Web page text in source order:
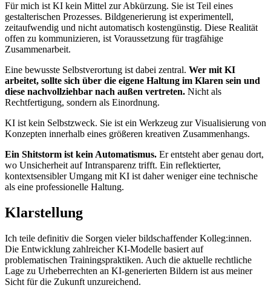
Für mich ist KI kein Mittel zur Abkürzung. Sie ist Teil eines
gestalterischen Prozesses. Bildgenerierung ist experimentell,
zeitaufwendig und nicht automatisch kostengünstig. Diese Realität
offen zu kommunizieren, ist Voraussetzung für tragfähige
Zusammenarbeit.
Eine bewusste Selbstverortung ist dabei zentral. Wer mit KI
arbeitet, sollte sich über die eigene Haltung im Klaren sein und
diese nachvollziehbar nach außen vertreten. Nicht als
Rechtfertigung, sondern als Einordnung.
KI ist kein Selbstzweck. Sie ist ein Werkzeug zur Visualisierung von
Konzepten innerhalb eines größeren kreativen Zusammenhangs.
Ein Shitstorm ist kein Automatismus. Er entsteht aber genau dort,
wo Unsicherheit auf Intransparenz trifft. Ein reflektierter,
kontextsensibler Umgang mit KI ist daher weniger eine technische
als eine professionelle Haltung.
Klarstellung
Ich teile definitiv die Sorgen vieler bildschaffender Kolleg:innen.
Die Entwicklung zahlreicher KI-Modelle basiert auf
problematischen Trainingspraktiken. Auch die aktuelle rechtliche
Lage zu Urheberrechten an KI-generierten Bildern ist aus meiner
Sicht für die Zukunft unzureichend.